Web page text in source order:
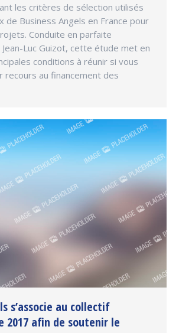
les critères de sélection utilisés
de Business Angels en France pour
Conduite en parfaite
Luc Guizot, cette étude met en
conditions à réunir si vous
recours au financement des
s’associe au collectif
2017 afin de soutenir le